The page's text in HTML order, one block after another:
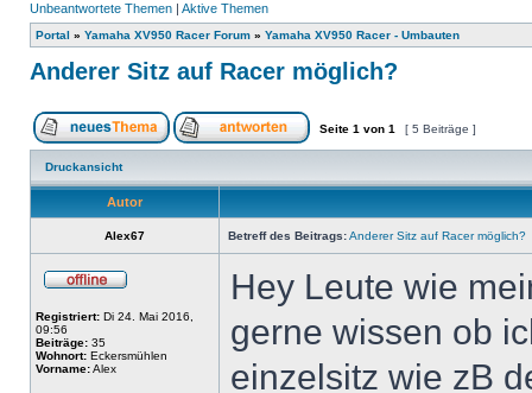
Unbeantwortete Themen | Aktive Themen
Portal » Yamaha XV950 Racer Forum » Yamaha XV950 Racer - Umbauten
Anderer Sitz auf Racer möglich?
Seite 1 von 1 [ 5 Beiträge ]
Druckansicht
Autor
Alex67 Betreff des Beitrags:Anderer Sitz auf Racer möglich?
Registriert: Di 24. Mai 2016,
09:56
Beiträge: 35
Wohnort: Eckersmühlen
Vorname:Alex
Hey Leute wie
gerne wissen ob
einzelsitz wie zB